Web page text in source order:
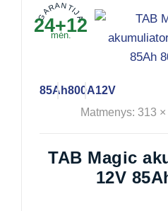
GARANTIJA
24+12
mėn.
85Ah800A12V
Matmenys: 313
TAB Magic
12V